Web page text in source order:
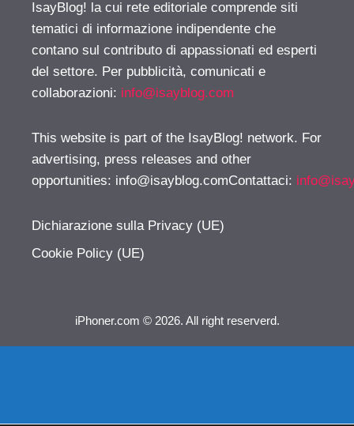
IsayBlog! la cui rete editoriale comprende siti
tematici di informazione indipendente che
contano sul contributo di appassionati ed esperti
del settore. Per pubblicità, comunicati e
collaborazioni: info@isayblog.com
This website is part of the IsayBlog! network. For
advertising, press releases and other
opportunities: info@isayblog.comContattaci:
Dichiarazione sulla Privacy (UE)
Cookie Policy (UE)
iPhoner.com © 2026. All right reserverd.